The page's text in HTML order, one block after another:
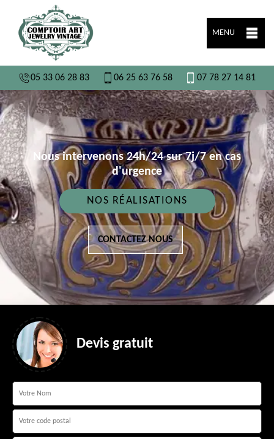
MENU
05 33 06 28 83 06 25 63 76 58 07 78 27 14 81
Nous intervenons 24h/24 sur 7j/7 en cas
d'urgence
NOS RÉALISATIONS
CONTACTEZ NOUS
Devis gratuit